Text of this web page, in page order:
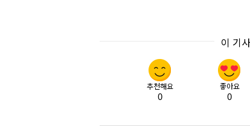
이 기
추천해요
0
좋아요
0